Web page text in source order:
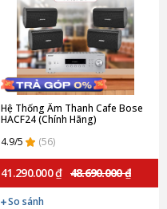
Hệ Thống Âm Thanh Cafe Bose
HACF24 (Chính Hãng)
4.9/5
(56)
41.290.000 ₫ 48.690.000 ₫
So sánh